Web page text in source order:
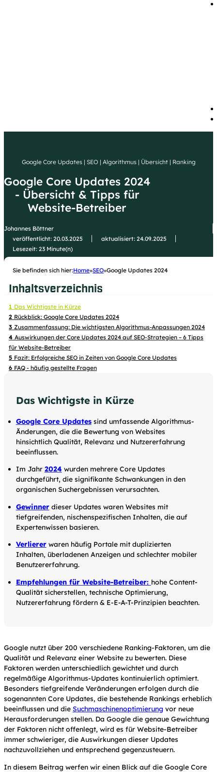
Google Core Updates | SEO | Algorithmus | Übersicht | Ranking
Google Core Updates 2024
- Übersicht & Tipps für
Website-Betreiber
Johannes Böttner
veröffentlicht: 20.03.2025
aktualisiert: 24.09.2025
Lesezeit: 23 Minute(n)
Sie befinden sich hier:Home SEO Google Updates 2024
Inhaltsverzeichnis
Das Wichtigste in Kürze
Rückblick: Google Core Updates 2024
Was sind Google Core Updates?
Zusammenfassung der Updates in 2024
Core Update vom März 2024
Core Update vom August 2024
Core Update vom Dezember 2024
Gewinner und Verlierer
Beispiel 1: lionshome.de
Beispiel 2: ladenzeile.de
Zusammenfassung: Die wichtigsten Algorithmus-Anpassungen 2024
Content-Qualität und Relevanz
Bedeutung von E-E-A-T (Experience, Expertise, Authoritativeness,
Trustworthiness)
Veränderungen in der Bewertung von Backlinks
Auswirkungen der Core Updates 2024 auf SEO-Strategien – 6 Tipps
für Website-Betreiber
Anpassung von Content-Strategien
Technische SEO
Interne Verlinkungen – das Fundament einer guten
Externe Verlinkungen – Vertrauen durch seriöse Quellen aufbauen
Nutzerzentrierung und User Experience verbessern
Fazit: Erfolgreiche SEO in Zeiten von Google Core Updates
FAQ - häufig gestellte Fragen
Was ist Helpful Content?
Wer sind die Gewinner der Google Core Updates 2024?
Wer sind die Verlierer der Google Core Updates 2024?
Das Wichtigste in Kürze
Google Core Updatessind umfassende Algorithmus-
Änderungen, die die Bewertung von Websites
hinsichtlich Qualität, Relevanz und Nutzererfahrung
beeinflussen.
Im Jahr 2024 wurden mehrere Core Updates
durchgeführt, die signifikante Schwankungen in den
organischen Suchergebnissen verursachten.
Gewinnerdieser Updates waren Websites mit
tiefgreifenden, nischenspezifischen Inhalten, die auf
Expertenwissen basieren.
Verliererwaren häufig Portale mit duplizierten
Inhalten, überladenen Anzeigen und schlechter mobiler
Benutzererfahrung.
Empfehlungen für Website-Betreiber: hohe Content-
Qualität sicherstellen, technische Optimierung,
Nutzererfahrung fördern & E-E-A-T-Prinzipien beachten.
Google nutzt über 200 verschiedene Ranking-Faktoren, um die
Qualität und Relevanz einer Website zu bewerten. Diese
Faktoren werden unterschiedlich gewichtet und durch
regelmäßige Algorithmus-Updates kontinuierlich optimiert.
Besonders tiefgreifende Veränderungen erfolgen durch die
sogenannten Core Updates, die bestehende Rankings erheblich
beeinflussen und die Suchmaschinenoptimierung vor neue
Herausforderungen stellen. Da Google die genaue Gewichtung
der Faktoren nicht offenlegt, wird es für Website-Betreiber
immer schwieriger, die Auswirkungen dieser Updates
nachzuvollziehen und entsprechend gegenzusteuern.
In diesem Beitrag werfen wir einen Blick auf die Google Core